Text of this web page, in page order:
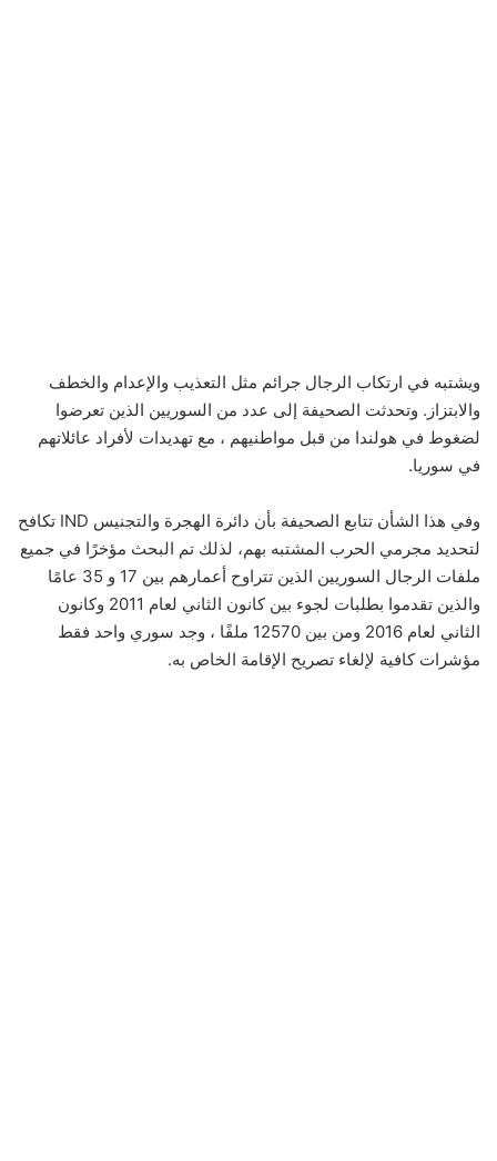
ويشتبه في ارتكاب الرجال جرائم مثل التعذيب والإعدام والخطف
والابتزاز. وتحدثت الصحيفة إلى عدد من السوريين الذين تعرضوا
لضغوط في هولندا من قبل مواطنيهم ، مع تهديدات لأفراد عائلاتهم
في سوريا.
وفي هذا الشأن تتابع الصحيفة بأن دائرة الهجرة والتجنيس IND تكافح
لتحديد مجرمي الحرب المشتبه بهم، لذلك تم البحث مؤخرًا في جميع
ملفات الرجال السوريين الذين تتراوح أعمارهم بين 17 و 35 عامًا
والذين تقدموا بطلبات لجوء بين كانون الثاني لعام 2011 وكانون
الثاني لعام 2016 ومن بين 12570 ملفًا ، وجد سوري واحد فقط
مؤشرات كافية لإلغاء تصريح الإقامة الخاص به.